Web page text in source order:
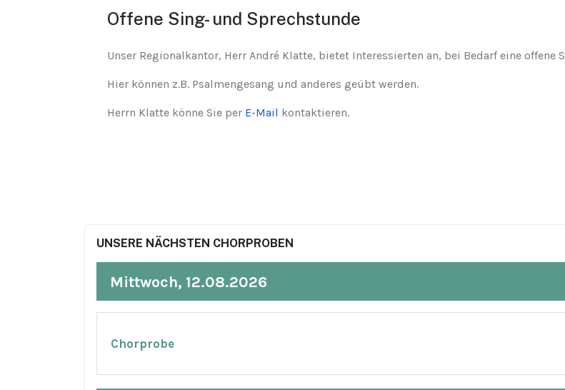
Offene Sing- und Sprechstunde
Unser Regionalkantor, Herr André Klatte, bietet Interessierten an, bei Bedarf eine
Hier können z.B. Psalmengesang und anderes geübt werden.
Herrn Klatte könne Sie per E-Mail kontaktieren.
UNSERE NÄCHSTEN CHORPROBEN
Mittwoch, 12.08.2026
Chorprobe